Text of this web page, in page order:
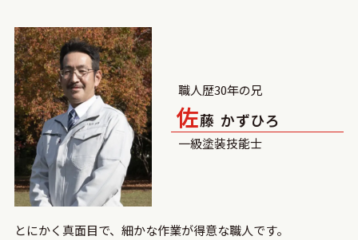
職人歴30年の兄
佐藤 かずひろ
一級塗装技能士
とにかく真面目で、細かな作業が得意な職人です。